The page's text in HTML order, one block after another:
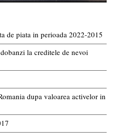
de piata in perioada 2022-2015
la creditele de nevoi
dupa valoarea activelor in